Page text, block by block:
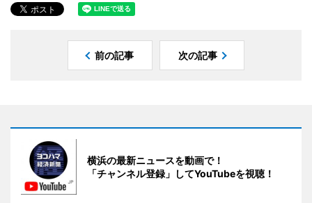
前の記事 次の記事
横浜の最新ニュースを動画で！
「チャンネル登録」してYouTubeを視聴！